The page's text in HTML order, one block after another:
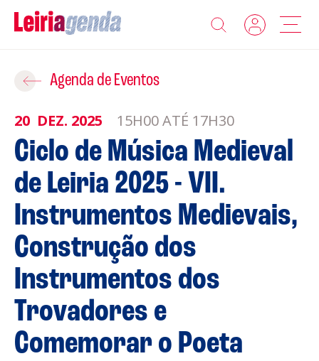
Agenda
Sobre a Leiriagenda
Promotores
Clubes Desportivos
Contactos
Informações
Política de Privacidade
Política de Cookies
Acompanhe a Leiria Agenda
Agenda de Eventos
20 DEZ. 2025 15H00 ATÉ 17H30
Ciclo de Música Medieval
de Leiria 2025 - VII.
Instrumentos Medievais,
Construção dos
Instrumentos dos
Trovadores e
Comemorar o Poeta
Adicionar ao Roteiro
ROTEIROS EXISTENTES
CRIAR NOVO
Gravar